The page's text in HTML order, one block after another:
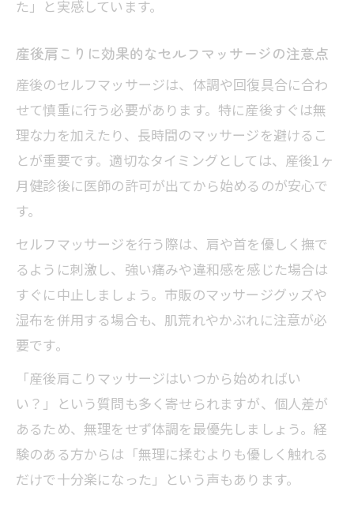
た」と実感しています。
産後肩こりに効果的なセルフマッサージの注意点
産後のセルフマッサージは、体調や回復具合に合わ
せて慎重に行う必要があります。特に産後すぐは無
理な力を加えたり、長時間のマッサージを避けるこ
とが重要です。適切なタイミングとしては、産後1ヶ
月健診後に医師の許可が出てから始めるのが安心で
す。
セルフマッサージを行う際は、肩や首を優しく撫で
るように刺激し、強い痛みや違和感を感じた場合は
すぐに中止しましょう。市販のマッサージグッズや
湿布を併用する場合も、肌荒れやかぶれに注意が必
要です。
「産後肩こりマッサージはいつから始めればい
い？」という質問も多く寄せられますが、個人差が
あるため、無理をせず体調を最優先しましょう。経
験のある方からは「無理に揉むよりも優しく触れる
だけで十分楽になった」という声もあります。